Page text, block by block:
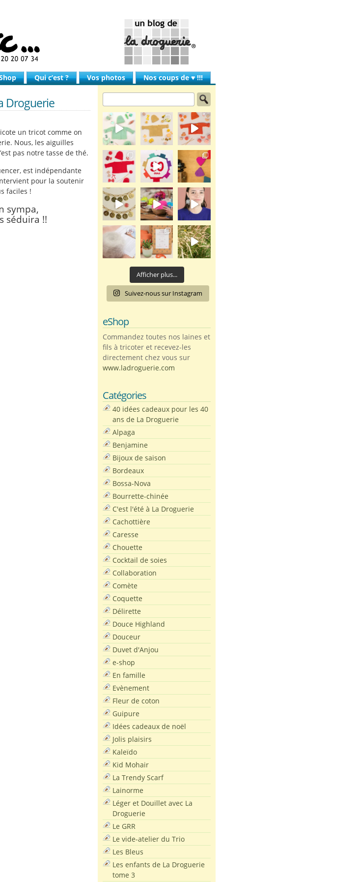
Qui c’est ? Vos photos Nos coups de ♥ !!!
Droguerie
un tricot comme on
Nous, les aiguilles
pas notre tasse de thé.
est indépendante
pour la soutenir
faciles !
sympa,
séduira !!
Afficher plus...
Suivez-nous sur Instagram
eShop
Commandez toutes nos laines et
fils à tricoter et recevez-les
directement chez vous sur
www.ladroguerie.com
Catégories
40 idées cadeaux pour les 40
ans de La Droguerie
Alpaga
Benjamine
Bijoux de saison
Bordeaux
Bossa-Nova
Bourrette-chinée
C'est l'été à La Droguerie
Cachottière
Caresse
Chouette
Cocktail de soies
Collaboration
Comète
Coquette
Délirette
Douce Highland
Douceur
Duvet d'Anjou
e-shop
En famille
Evènement
Fleur de coton
Guipure
Idées cadeaux de noël
Jolis plaisirs
Kaleïdo
Kid Mohair
La Trendy Scarf
Lainorme
Léger et Douillet avec La
Droguerie
Le GRR
Le vide-atelier du Trio
Les Bleus
Les enfants de La Droguerie
tome 3